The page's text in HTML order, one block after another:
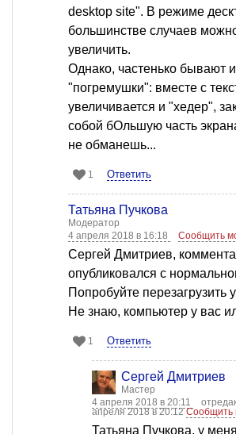
desktop site". В режиме
большинстве случаев
увеличить.
Однако, частенько бывают
"погремушки": вместе с
увеличивается и "хедер",
собой бОльшую часть
не обманешь...
1 Ответить
Татьяна Пучкова
Модератор
4 апреля 2018 в 16:18
Сообщить
Сергей Дмитриев,
опубликовался с
Попробуйте перезагрузить
Не знаю, компьютер у вас
1 Ответить
Сергей Дмитриев
Мастер
4 апреля 2018 в 20:11
апреля 2018 в 20:12Сообщить
Татьяна Пучкова, у